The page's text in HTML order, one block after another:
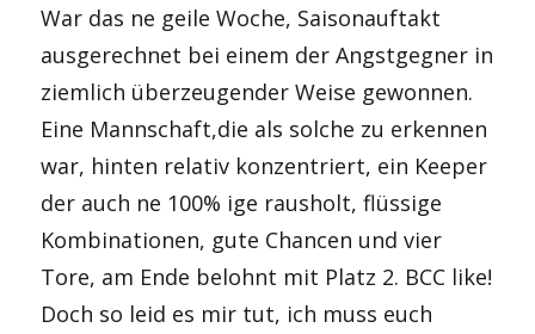
War das ne geile Woche, Saisonauftakt
ausgerechnet bei einem der Angstgegner in
ziemlich überzeugender Weise gewonnen.
Eine Mannschaft,die als solche zu erkennen
war, hinten relativ konzentriert, ein Keeper
der auch ne 100% ige rausholt, flüssige
Kombinationen, gute Chancen und vier
Tore, am Ende belohnt mit Platz 2. BCC like!
Doch so leid es mir tut, ich muss euch